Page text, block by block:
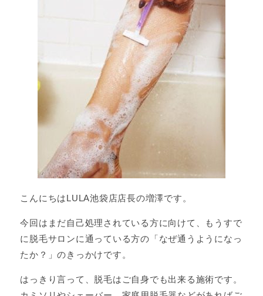
こんにちはLULA池袋店店長の増澤です。
今回はまだ自己処理されている方に向けて、もうすで
に脱毛サロンに通っている方の「なぜ通うようになっ
たか？」のきっかけです。
はっきり言って、脱毛はご自身でも出来る施術です。